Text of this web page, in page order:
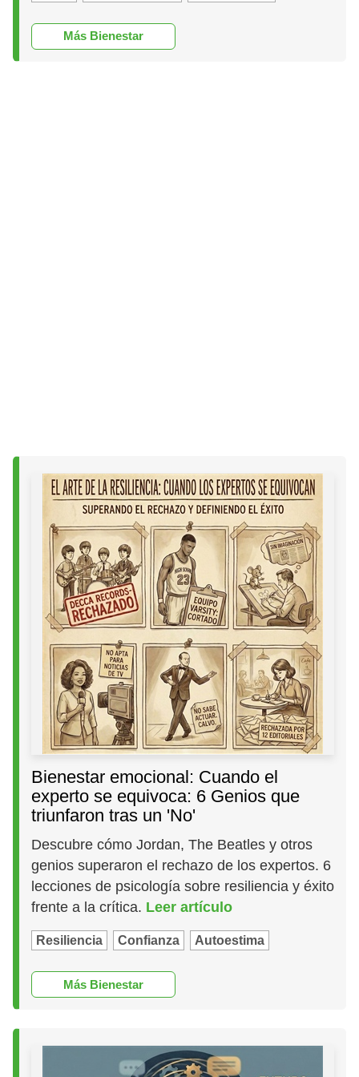
Más Bienestar
Bienestar emocional: Cuando el
experto se equivoca: 6 Genios que
triunfaron tras un 'No'
Descubre cómo Jordan, The Beatles y otros
genios superaron el rechazo de los expertos. 6
lecciones de psicología sobre resiliencia y éxito
frente a la crítica. Leer artículo
Resiliencia Confianza Autoestima
Más Bienestar